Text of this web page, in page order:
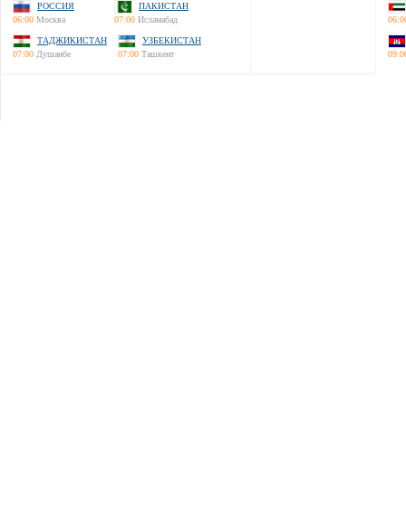
РОССИЯ
06:00 Москва
ПАКИСТАН
07:00 Исламабад
ТАДЖИКИСТАН
07:00 Душанбе
УЗБЕКИСТАН
07:00 Ташкент